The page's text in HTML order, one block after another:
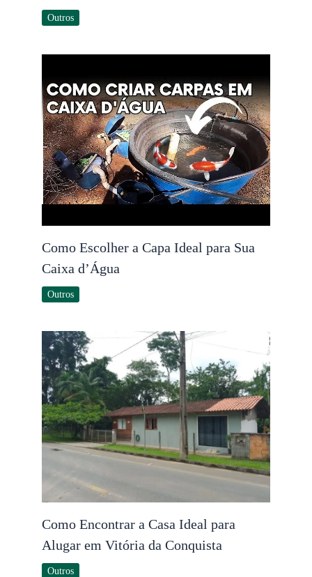
Outros
Como Escolher a Capa Ideal para Sua
Caixa d’Água
Outros
Como Encontrar a Casa Ideal para
Alugar em Vitória da Conquista
Outros